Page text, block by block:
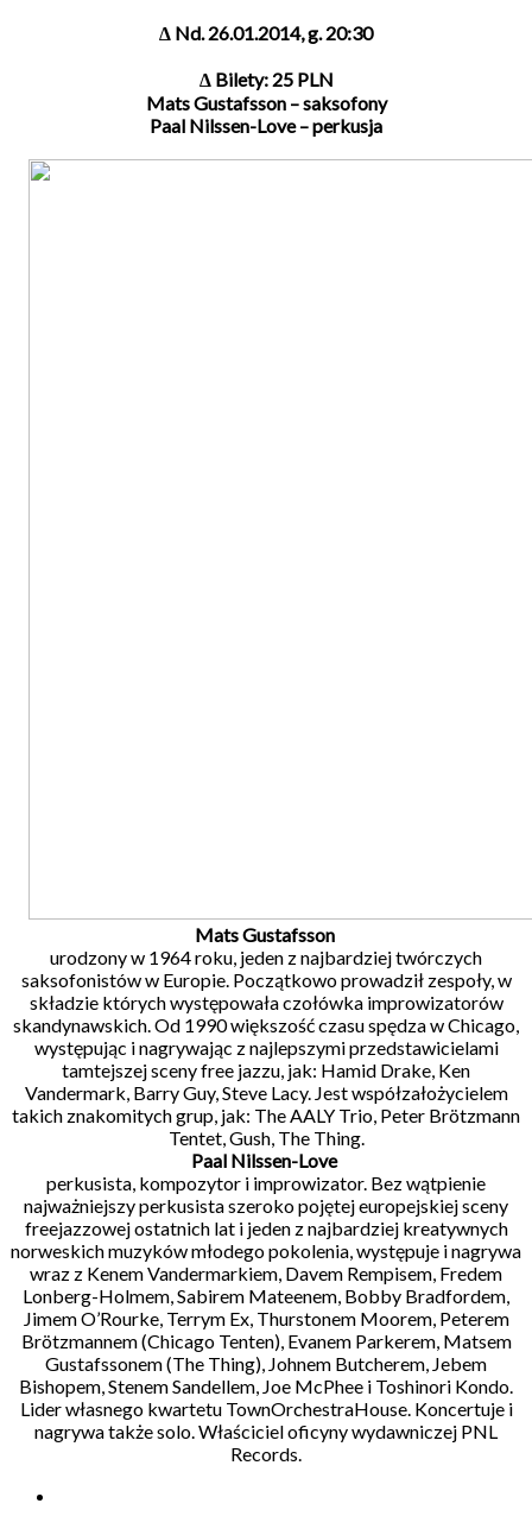
∆ Nd. 26.01.2014, g. 20:30
∆ Bilety: 25 PLN
Mats Gustafsson – saksofony
Paal Nilssen-Love – perkusja
Mats Gustafsson
urodzony w 1964 roku, jeden z najbardziej twórczych
saksofonistów w Europie. Początkowo prowadził zespoły, w
składzie których występowała czołówka improwizatorów
skandynawskich. Od 1990 większość czasu spędza w Chicago,
występując i nagrywając z najlepszymi przedstawicielami
tamtejszej sceny free jazzu, jak: Hamid Drake, Ken
Vandermark, Barry Guy, Steve Lacy. Jest współzałożycielem
takich znakomitych grup, jak: The AALY Trio, Peter Brötzmann
Tentet, Gush, The Thing.
Paal Nilssen-Love
perkusista, kompozytor i improwizator. Bez wątpienie
najważniejszy perkusista szeroko pojętej europejskiej sceny
freejazzowej ostatnich lat i jeden z najbardziej kreatywnych
norweskich muzyków młodego pokolenia, występuje i nagrywa
wraz z Kenem Vandermarkiem, Davem Rempisem, Fredem
Lonberg-Holmem, Sabirem Mateenem, Bobby Bradfordem,
Jimem O’Rourke, Terrym Ex, Thurstonem Moorem, Peterem
Brötzmannem (Chicago Tenten), Evanem Parkerem, Matsem
Gustafssonem (The Thing), Johnem Butcherem, Jebem
Bishopem, Stenem Sandellem, Joe McPhee i Toshinori Kondo.
Lider własnego kwartetu TownOrchestraHouse. Koncertuje i
nagrywa także solo. Właściciel oficyny wydawniczej PNL
Records.